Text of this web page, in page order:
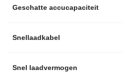
Geschatte accucapaciteit
Snellaadkabel
Snel laadvermogen